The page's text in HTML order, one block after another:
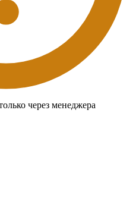
через менеджера